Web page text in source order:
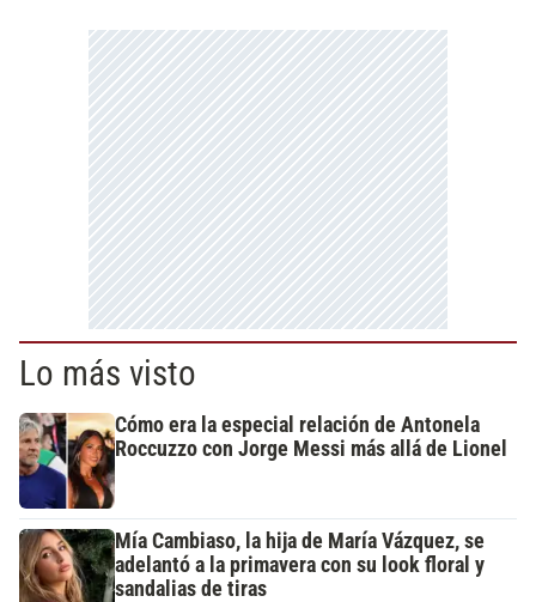
Lo más visto
Cómo era la especial relación de Antonela
Roccuzzo con Jorge Messi más allá de Lionel
Mía Cambiaso, la hija de María Vázquez, se
adelantó a la primavera con su look floral y
sandalias de tiras